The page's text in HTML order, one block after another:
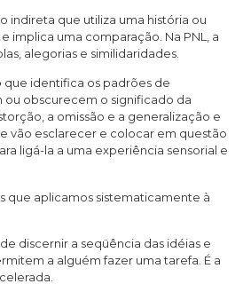
indireta que utiliza uma história ou
implica uma comparação. Na PNL, a
alegorias e similidaridades.
que identifica os padrões de
obscurecem o significado da
a omissão e a generalização e
vão esclarecer e colocar em questão
ligá-la a uma experiência sensorial e
que aplicamos sistematicamente à
discernir a seqüência das idéias e
a alguém fazer uma tarefa. É a